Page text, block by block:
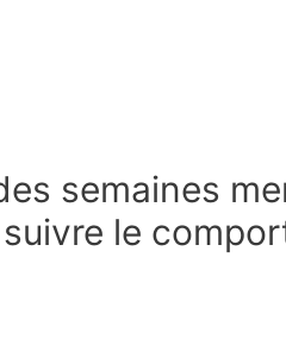
semaines
le